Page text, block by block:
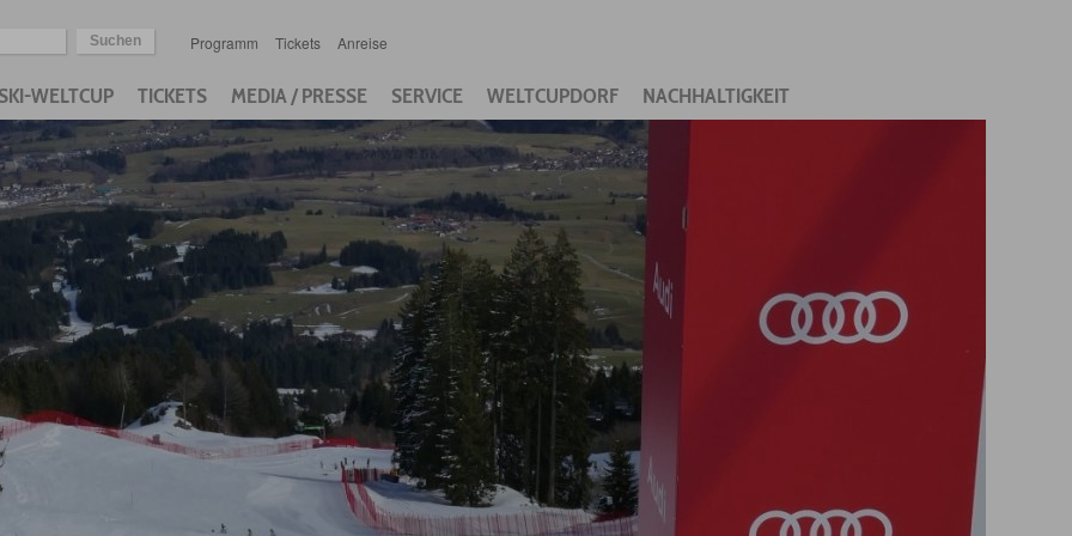
Programm Tickets Anreise
WELTCUP TICKETS MEDIA / PRESSE SERVICE WELTCUPDORF NACHHALTIGKEIT